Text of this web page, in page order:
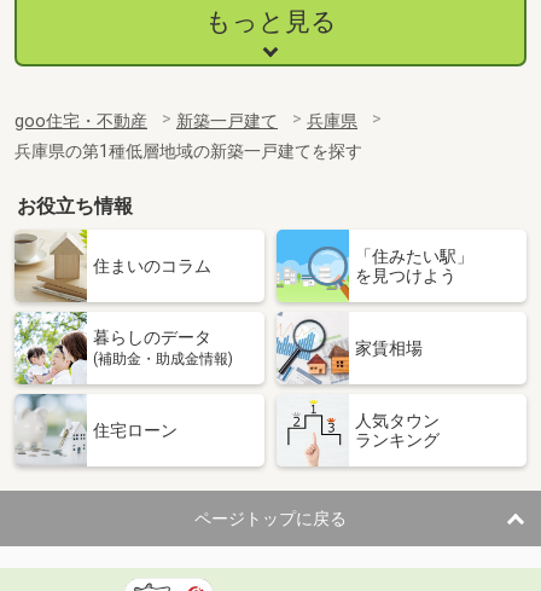
もっと見る
goo住宅・不動産 新築一戸建て
兵庫県
兵庫県の第1種低層地域の新築一戸建てを探す
お役立ち情報
住まいのコラム
「住みたい駅」
を見つけよう
暮らしのデータ
(補助金・助成金情報)
家賃相場
住宅ローン
人気タウン
ランキング
ページトップに戻る